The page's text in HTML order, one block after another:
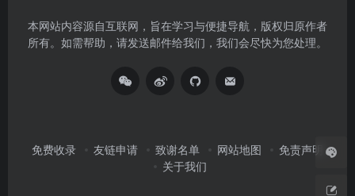
本网站内容源自互联网，旨在学习与便捷导航，版权归原作者
所有。如需帮助，请发送邮件给我们，我们会尽快为您处理。
免费收录 友链申请 致谢名单 网站地图
免责声明
关于我们